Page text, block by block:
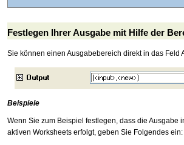
Festlegen Ihrer Ausgabe mit Hilfe der
Sie können einen Ausgabebereich direkt in das Feld
Beispiele
Wenn Sie zum Beispiel festlegen, dass die Ausgabe
aktiven Worksheets erfolgt, geben Sie Folgendes ein: